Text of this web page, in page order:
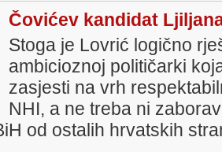
Čovićev kandidat
Stoga je Lovrić logično
ambicioznoj političarki
zasjesti na vrh
NHI, a ne treba ni
od ostalih hrvatskih